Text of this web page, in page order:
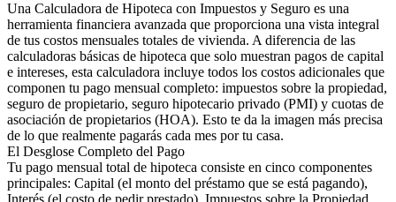
Una Calculadora de Hipoteca con Impuestos y Seguro es una
herramienta financiera avanzada que proporciona una vista integral
de tus costos mensuales totales de vivienda. A diferencia de las
calculadoras básicas de hipoteca que solo muestran pagos de capital
e intereses, esta calculadora incluye todos los costos adicionales que
componen tu pago mensual completo: impuestos sobre la propiedad,
seguro de propietario, seguro hipotecario privado (PMI) y cuotas de
asociación de propietarios (HOA). Esto te da la imagen más precisa
de lo que realmente pagarás cada mes por tu casa.
El Desglose Completo del Pago
Tu pago mensual total de hipoteca consiste en cinco componentes
principales: Capital (el monto del préstamo que se está pagando),